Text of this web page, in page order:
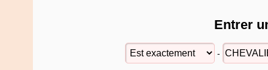
Entrer
-